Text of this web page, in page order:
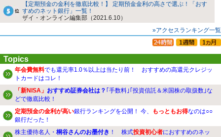
【定期預金の金利を徹底比較！】 定期預金金利の高さで選ぶ！「おす
すめのネット銀行」一覧！
ザイ・オンライン編集部（2021.6.10）
»アクセスランキング一覧
Topics
年会費無料でも還元率1.0％以上は当たり前！ おすすめの高還元クレジッ
トカードはコレ！
「新NISA」 おすすめ証券会社は？ ｢手数料｣｢投資信託＆米国株の取扱数｣な
どで徹底比較！
定期預金の金利が高い銀行ランキングを公開！ 今、 もっともお得なのは○○
銀行だった！
株主優待名人・ 桐谷さんのお墨付き ！ 株式投資初心者におすすめのネッ